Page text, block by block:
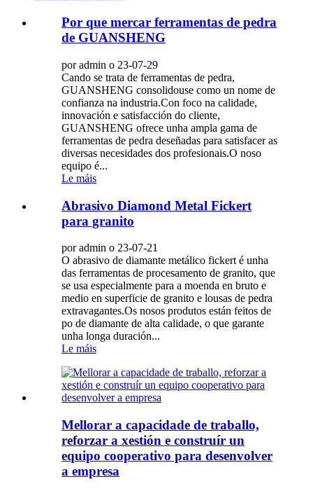
Por que mercar ferramentas de pedra
de GUANSHENG
por admin o 23-07-29
Cando se trata de ferramentas de pedra,
GUANSHENG consolidouse como un nome de
confianza na industria.Con foco na calidade,
innovación e satisfacción do cliente,
GUANSHENG ofrece unha ampla gama de
ferramentas de pedra deseñadas para satisfacer as
diversas necesidades dos profesionais.O noso
equipo é...
Le máis
Abrasivo Diamond Metal Fickert
para granito
por admin o 23-07-21
O abrasivo de diamante metálico fickert é unha
das ferramentas de procesamento de granito, que
se usa especialmente para a moenda en bruto e
medio en superficie de granito e lousas de pedra
extravagantes.Os nosos produtos están feitos de
po de diamante de alta calidade, o que garante
unha longa duración...
Le máis
Mellorar a capacidade de traballo,
reforzar a xestión e construír un
equipo cooperativo para desenvolver
a empresa